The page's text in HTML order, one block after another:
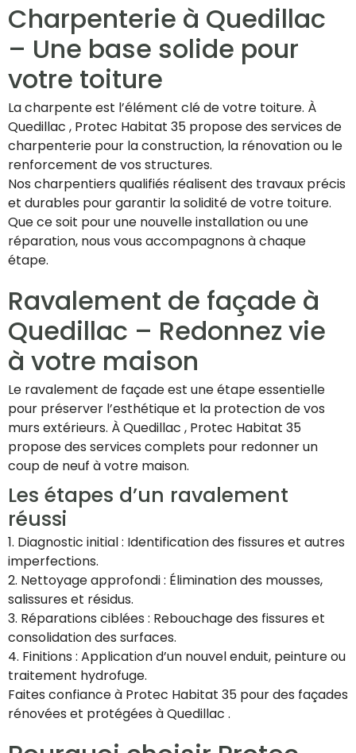
Charpenterie à Quedillac
– Une base solide pour
votre toiture
La charpente est l’élément clé de votre toiture. À
Quedillac , Protec Habitat 35 propose des services de
charpenterie pour la construction, la rénovation ou le
renforcement de vos structures.
Nos charpentiers qualifiés réalisent des travaux précis
et durables pour garantir la solidité de votre toiture.
Que ce soit pour une nouvelle installation ou une
réparation, nous vous accompagnons à chaque
étape.
Ravalement de façade à
Quedillac – Redonnez vie
à votre maison
Le ravalement de façade est une étape essentielle
pour préserver l’esthétique et la protection de vos
murs extérieurs. À Quedillac , Protec Habitat 35
propose des services complets pour redonner un
coup de neuf à votre maison.
Les étapes d’un ravalement
réussi
1. Diagnostic initial : Identification des fissures et autres
imperfections.
2. Nettoyage approfondi : Élimination des mousses,
salissures et résidus.
3. Réparations ciblées : Rebouchage des fissures et
consolidation des surfaces.
4. Finitions : Application d’un nouvel enduit, peinture ou
traitement hydrofuge.
Faites confiance à Protec Habitat 35 pour des façades
rénovées et protégées à Quedillac .